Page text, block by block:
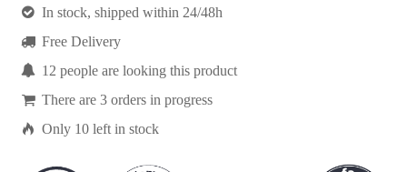
 In stock, shipped within 24/48h
 Free Delivery
 12 people are looking this product
 There are3 orders in progress
 Only 10 left in stock